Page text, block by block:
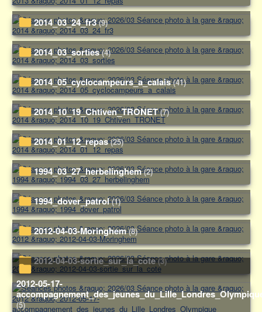
2014_03_24_fr3 (9)
2014_03_sorties (4)
2014_05_cyclocampeurs_a_calais (41)
2014_10_19_Chtiven_TRONET (7)
2014_01_12_repas (25)
1994_03_27_herbelinghem (2)
1994_dover_patrol (1)
2012-04-03-Moringhem (8)
2012-04-03-sortie_sur_la_cote (3)
2012-05-17-
(5)